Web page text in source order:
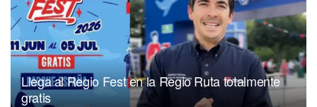
Llega al Regio Fest en la Regio Ruta totalmente
gratis